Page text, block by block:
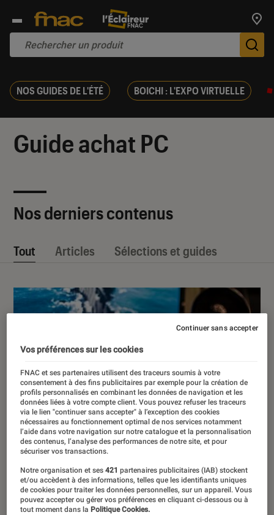
NOS GUIDES DE L'ÉTÉ BOICHI : L'EXPO VIRTUELLE
Guide achat PC
Nos derniers contenus
Tout Articles Sélections et guides
Vos préférences sur les cookies
FNAC et ses partenaires utilisent des traceurs soumis à votre
consentement à des fins publicitaires par exemple pour la création de
profils personnalisés en combinant les données de navigation et les
données liées à votre compte client. Vous pouvez refuser les traceurs
via le lien "continuer sans accepter" à l’exception des cookies
nécessaires au fonctionnement optimal de nos services notamment
l’aide dans votre navigation sur notre catalogue et la personnalisation
des contenus, l’analyse des performances de notre site, et pour
sécuriser vos transactions.
Notre organisation et ses421 partenaires publicitaires (IAB) stockent
et/ou accèdent à des informations, telles que les identifiants uniques
de cookies pour traiter les données personnelles, sur un appareil. Vous
pouvez accepter ou gérer vos préférences en cliquant ci-dessous ou à
tout moment dans la Politique Cookies.
Continuer sans accepter